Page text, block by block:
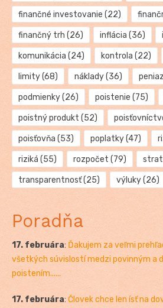
finančné investovanie (22)
finančný trh (26) inflácia (36)
komunikácia (24) kontrola (22)
limity(68) náklady(36)
podmienky(26) poistenie (75)
poistný produkt (52)
poisťovňa (53) poplatky(47)
riziká (55) rozpočet (79)
transparentnosť(25) výluky(26)
Poradňa
17. februára: Ďakujem za veľmi
všetkých súvislostí medzi povinným a
poistením......
17. februára: Človek chce len ísť na